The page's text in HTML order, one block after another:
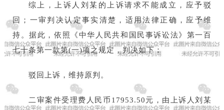
综上，上诉人刘某的上诉请求不能成立，应予驳
回；一审判决认定事实清楚，适用法律正确，应予维
持。据此，依照《中华人民共和国民事诉讼法》第一百
七十条第一款第(一)项之规定，判决如下：
驳回上诉，维持原判。
二审案件受理费人民币17953.50元，由上诉人刘某